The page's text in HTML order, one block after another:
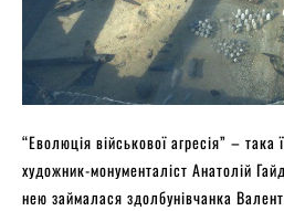
“Еволюція військової агресія” – така
художник-монументаліст Анатолій
нею займалася здолбунівчанка